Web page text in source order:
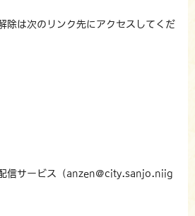
除は次のリンク先にアクセスしてくだ
信サービス（anzen@city.sanjo.niig